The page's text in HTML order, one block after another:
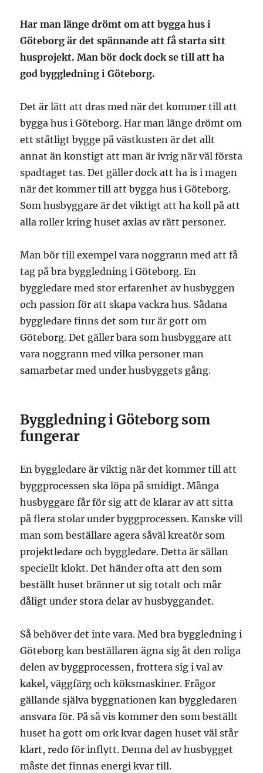
Har man länge drömt om att bygga hus i
Göteborg är det spännande att få starta sitt
husprojekt. Man bör dock dock se till att ha
god byggledning i Göteborg.
Det är lätt att dras med när det kommer till att
bygga hus i Göteborg. Har man länge drömt om
ett ståtligt bygge på västkusten är det allt
annat än konstigt att man är ivrig när väl första
spadtaget tas. Det gäller dock att ha is i magen
när det kommer till att bygga hus i Göteborg.
Som husbyggare är det viktigt att ha koll på att
alla roller kring huset axlas av rätt personer.
Man bör till exempel vara noggrann med att få
tag på bra byggledning i Göteborg. En
byggledare med stor erfarenhet av husbyggen
och passion för att skapa vackra hus. Sådana
byggledare finns det som tur är gott om
Göteborg. Det gäller bara som husbyggare att
vara noggrann med vilka personer man
samarbetar med under husbyggets gång.
Byggledning i Göteborg som
fungerar
En byggledare är viktig när det kommer till att
byggprocessen ska löpa på smidigt. Många
husbyggare får för sig att de klarar av att sitta
på flera stolar under byggprocessen. Kanske vill
man som beställare agera såväl kreatör som
projektledare och byggledare. Detta är sällan
speciellt klokt. Det händer ofta att den som
beställt huset bränner ut sig totalt och mår
dåligt under stora delar av husbyggandet.
Så behöver det inte vara. Med bra byggledning i
Göteborg kan beställaren ägna sig åt den roliga
delen av byggprocessen, frottera sig i val av
kakel, väggfärg och köksmaskiner. Frågor
gällande själva byggnationen kan byggledaren
ansvara för. På så vis kommer den som beställt
huset ha gott om ork kvar dagen huset väl står
klart, redo för inflytt. Denna del av husbygget
måste det finnas energi kvar till.